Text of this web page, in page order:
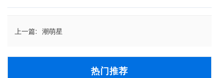
上一篇: 潮萌星
热门推荐